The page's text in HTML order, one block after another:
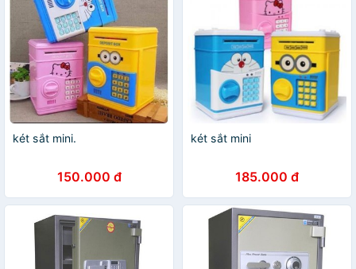
két sắt mini.
150.000 đ
két sắt mini
185.000 đ